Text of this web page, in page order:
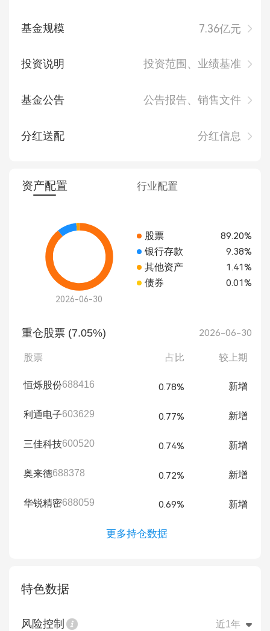
基金规模 7.36亿元
投资说明 投资范围、业绩基准
基金公告 公告报告、销售文件
分红送配 分红信息
资产配置 行业配置
2026-06-30
股票 89.20%
银行存款 9.38%
其他资产 1.41%
债券 0.01%
重仓股票 (7.05%) 2026-06-30
股票 占比 较上期
恒烁股份688416 0.78% 新增
利通电子603629 0.77% 新增
三佳科技600520 0.74% 新增
奥来德688378 0.72% 新增
华锐精密688059 0.69% 新增
更多持仓数据
特色数据
风险控制 近1年